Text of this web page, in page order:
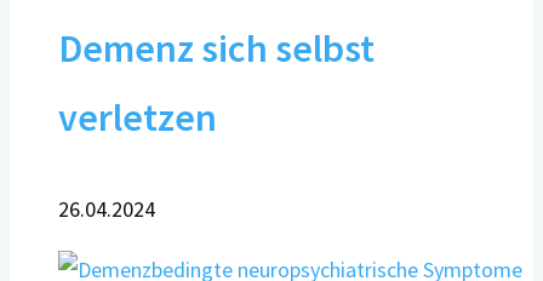
Demenz sich selbst
verletzen
26.04.2024